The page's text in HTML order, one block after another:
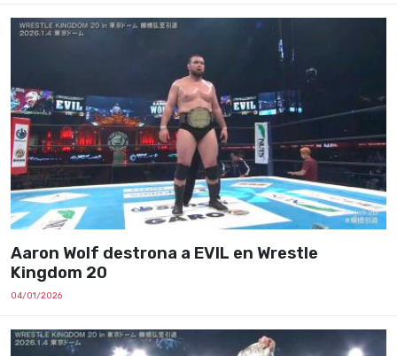
Aaron Wolf destrona a EVIL en Wrestle
Kingdom 20
04/01/2026